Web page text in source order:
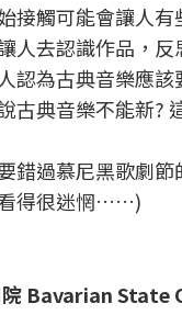
接觸可能會讓人
人去認識作品，
認為古典音樂應
古典音樂不能新?
錯過慕尼黑歌劇
得很迷惘……)
Bavarian